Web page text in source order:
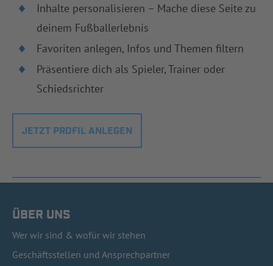
Inhalte personalisieren – Mache diese Seite zu
deinem Fußballerlebnis
Favoriten anlegen, Infos und Themen filtern
Präsentiere dich als Spieler, Trainer oder
Schiedsrichter
JETZT PROFIL ANLEGEN
ÜBER UNS
Wer wir sind & wofür wir stehen
Geschäftsstellen und Ansprechpartner